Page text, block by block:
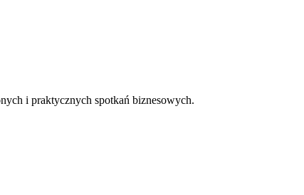
i praktycznych spotkań biznesowych.